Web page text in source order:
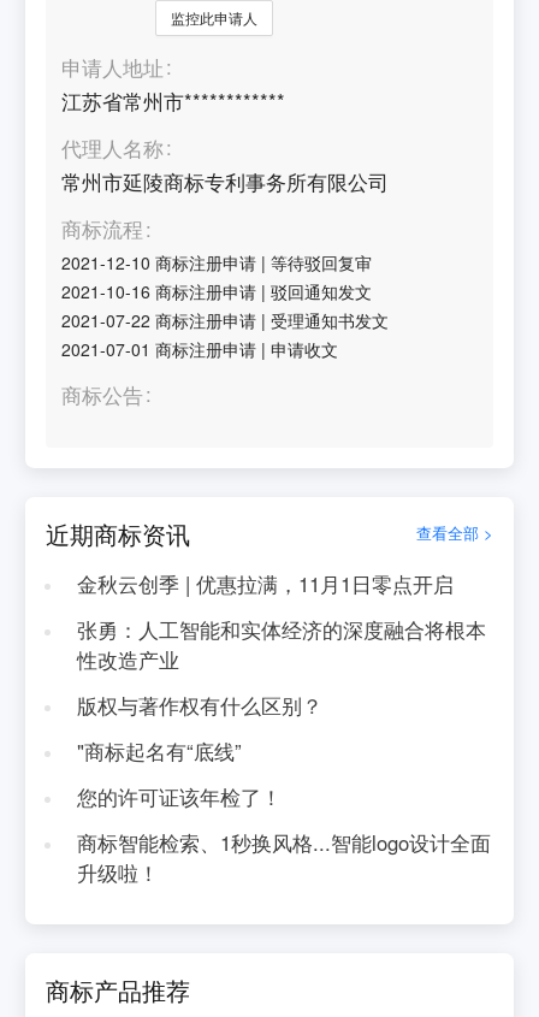
监控此申请人
申请人地址
江苏省常州市************
代理人名称
常州市延陵商标专利事务所有限公司
商标流程
2021-12-10 商标注册申请 |等待驳回复审
2021-10-16 商标注册申请 |驳回通知发文
2021-07-22 商标注册申请 |受理通知书发文
2021-07-01 商标注册申请 |申请收文
商标公告
近期商标资讯 查看全部 >
金秋云创季 | 优惠拉满，11月1日零点开启
张勇：人工智能和实体经济的深度融合将根本
性改造产业
版权与著作权有什么区别？
"商标起名有“底线”
您的许可证该年检了！
商标智能检索、1秒换风格...智能logo设计全面
升级啦！
商标产品推荐